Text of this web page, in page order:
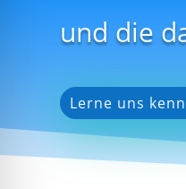
und die
Lerne uns